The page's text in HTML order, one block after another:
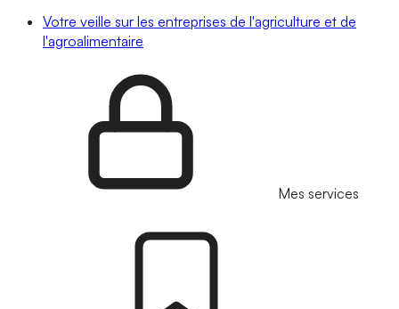
Votre veille sur les entreprises de l'agriculture et de
l'agroalimentaire
Mes services